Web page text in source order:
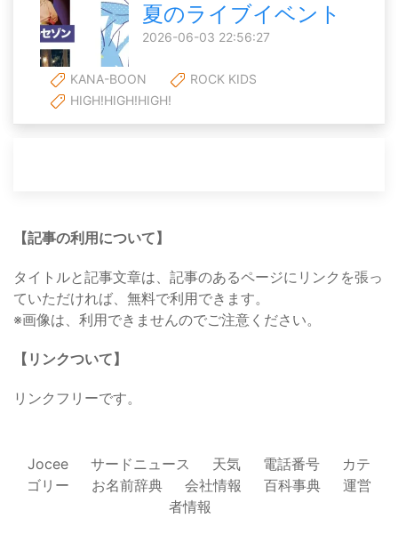
夏のライブイベント
2026-06-03 22:56:27
KANA-BOON
ROCK KIDS
HIGH!HIGH!HIGH!
【記事の利用について】
タイトルと記事文章は、記事のあるページにリンクを張っ
ていただければ、無料で利用できます。
※画像は、利用できませんのでご注意ください。
【リンクついて】
リンクフリーです。
Jocee サードニュース 天気 電話番号
カテ
ゴリー
お名前辞典 会社情報 百科事典
運営
者情報